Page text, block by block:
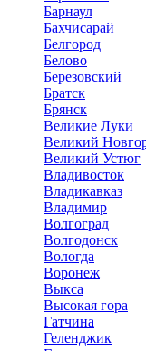
Барнаул
Бахчисарай
Белгород
Белово
Березовский
Братск
Брянск
Великие Луки
Великий
Великий Устюг
Владивосток
Владикавказ
Владимир
Волгоград
Волгодонск
Вологда
Воронеж
Выкса
Высокая гора
Гатчина
Геленджик